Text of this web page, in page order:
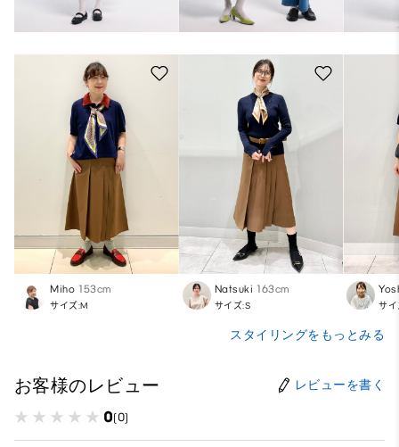
Miho 153cm
サイズ:M
Natsuki 163cm
サイズ:S サ
スタイリングをもっとみる
お客様のレビュー レビューを書く
0(0)